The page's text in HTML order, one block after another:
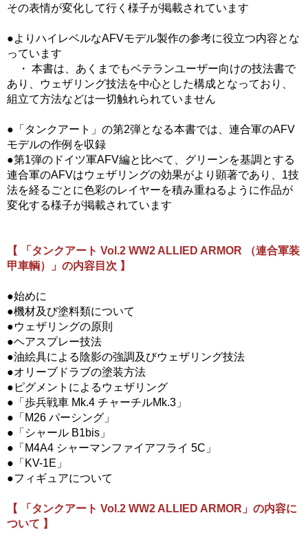
その表情が変化して行く様子が掲載されています
●よりハイレベルなAFVモデル製作の参考に役立つ内容とな
っています
・ 本書は、あくまでもベテランユーザー向けの技法書で
あり、ウェザリング技法を中心とした構成となっており、
組立て方法などは一切触れられていません
●「タンクアート」の第2弾となる本書では、連合軍のAFV
モデルの作例を収録
●第1弾のドイツ軍AFV編と比べて、グリーンを基調とする
連合軍のAFVはウェザリングの効果がより顕著であり、1技
法を経るごとに色彩のレイヤーを積み重ねるように作品が
変化する様子が掲載されています
【 「タンクアート Vol.2 WW2 ALLIED ARMOR （連合軍装
甲車輌）」の内容目次 】
●始めに
●機材及び塗料類について
●ウェザリングの原則
●ヘアスプレー技法
●油絵具による陰影の強調及びウェザリング技法
●オリーブドラブの塗装方法
●ピグメントによるウェザリング
●「歩兵戦車 Mk.4 チャーチルMk.3」
●「M26 パーシング」
●「シャール B1bis」
●「M4A4 シャーマンファイアフライ 5C」
●「KV-1E」
●フィギュアについて
【 「タンクアート Vol.2 WW2 ALLIED ARMOR」の内容に
ついて 】